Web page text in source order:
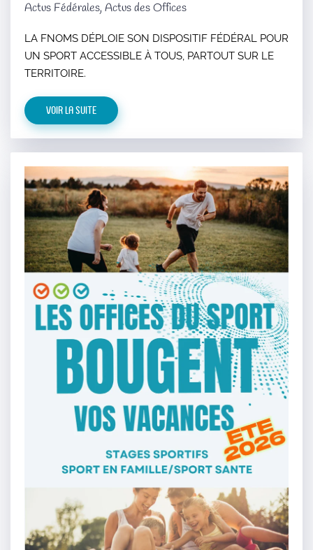
Actus Fédérales, Actus des Offices
LA FNOMS DÉPLOIE SON DISPOSITIF FÉDÉRAL POUR
UN SPORT ACCESSIBLE À TOUS, PARTOUT SUR LE
TERRITOIRE.
Voir la suite